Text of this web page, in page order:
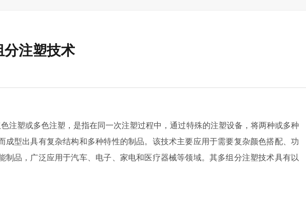
注塑技术
色注塑或多色注塑，是指在同一次注塑过程中，通过特殊的注塑设备，将两种或多种
成型出具有复杂结构和多种特性的制品。该技术主要应用于需要复杂颜色搭配、功
制品，广泛应用于汽车、电子、家电和医疗器械等领域。其多组分注塑技术具有以